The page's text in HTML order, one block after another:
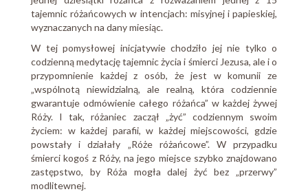
tajemnic różańcowych w intencjach: misyjnej i papieskiej,
wyznaczanych na dany miesiąc.
W tej pomysłowej inicjatywie chodziło jej nie tylko o
codzienną medytację tajemnic życia i śmierci Jezusa, ale i o
przypomnienie każdej z osób, że jest w komunii ze
„wspólnotą niewidzialną, ale realną, która codziennie
gwarantuje odmówienie całego różańca” w każdej żywej
Róży. I tak, różaniec zaczął „żyć” codziennym swoim
życiem: w każdej parafii, w każdej miejscowości, gdzie
powstały i działały „Róże różańcowe”. W przypadku
śmierci kogoś z Róży, na jego miejsce szybko znajdowano
zastępstwo, by Róża mogła dalej żyć bez „przerwy”
modlitewnej.